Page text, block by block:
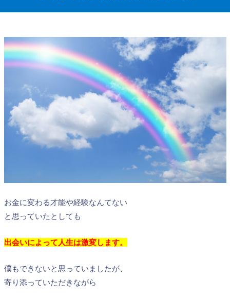
お金に変わる才能や経験なんてない
と思っていたとしても
出会いによって人生は激変します。
僕もできないと思っていましたが、
寄り添っていただきながら